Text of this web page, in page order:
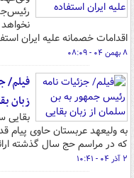
اقدامات خصمانه علیه ایران
۸ بهمن ۰۴ - ۰۸:۰۹
فیلم/
زبان
بقایی
به ولیعهد عربستان حاوی پیام
که در مراسم حج سال گذشته
۲ آذر ۰۴ - ۱۰:۴۱